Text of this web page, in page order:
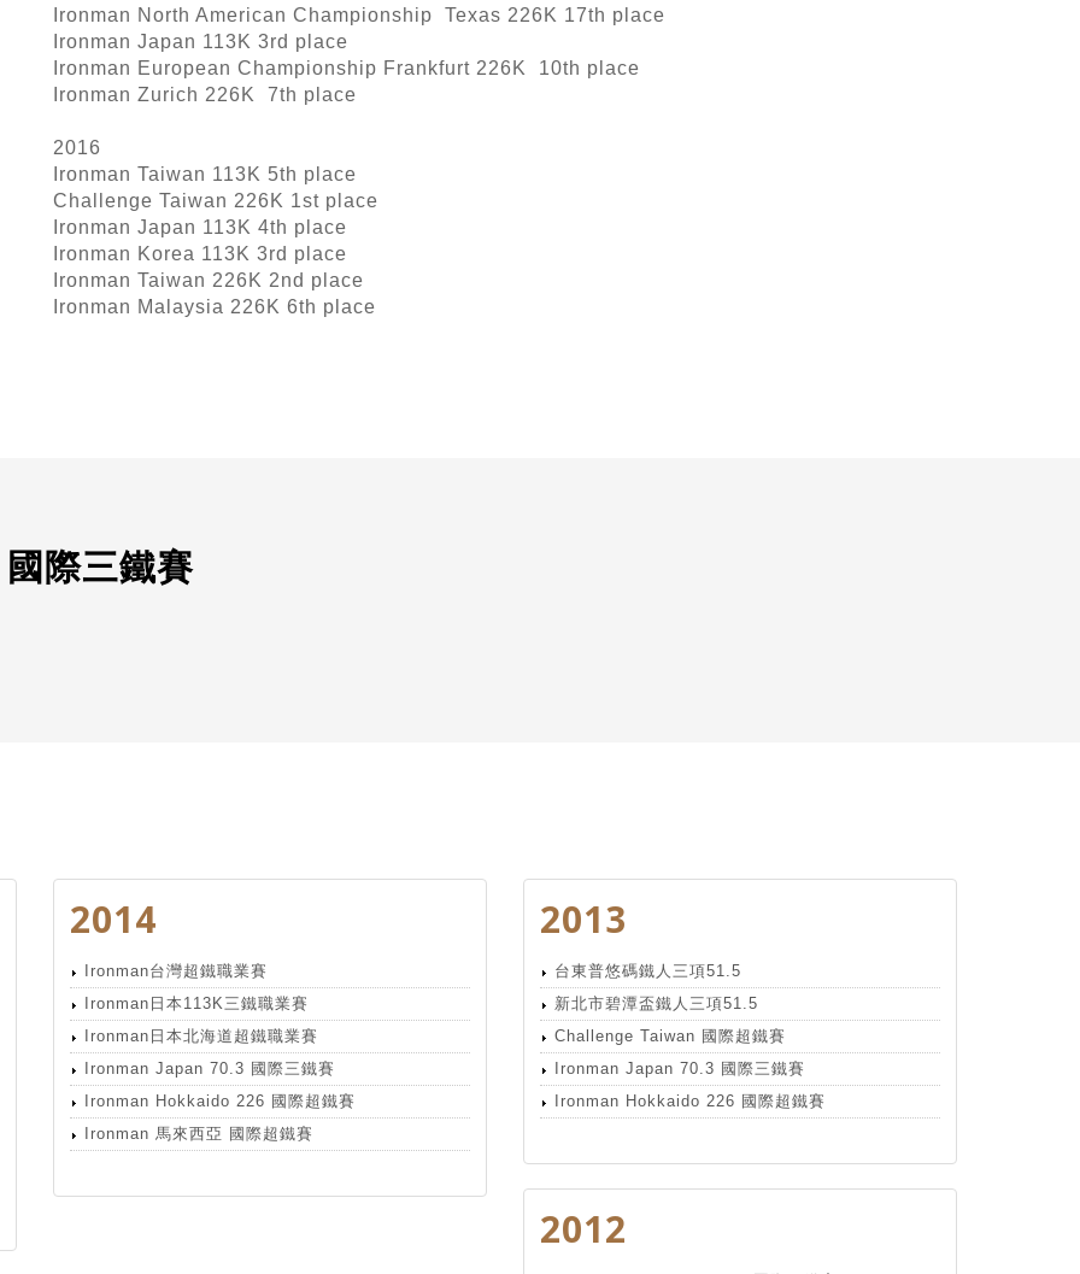
Ironman North American Championship Texas 226K 17th place
Ironman Japan 113K 3rd place
Ironman European Championship Frankfurt 226K 10th place
Ironman Zurich 226K 7th place
2016
Ironman Taiwan 113K 5th place
Challenge Taiwan 226K 1st place
Ironman Japan 113K 4th place
Ironman Korea 113K 3rd place
Ironman Taiwan 226K 2nd place
Ironman Malaysia 226K 6th place
際三鐵賽
2014
Ironman台灣超鐵職業賽
Ironman日本113K三鐵職業賽
Ironman日本北海道超鐵職業賽
Ironman Japan 70.3 國際三鐵賽
Ironman Hokkaido 226 國際超鐵賽
Ironman 馬來西亞 國際超鐵賽
2013
台東普悠碼鐵人三項51.5
新北市碧潭盃鐵人三項51.5
Challenge Taiwan 國際超鐵賽
Ironman Japan 70.3 國際三鐵賽
Ironman Hokkaido 226 國際超鐵賽
2012